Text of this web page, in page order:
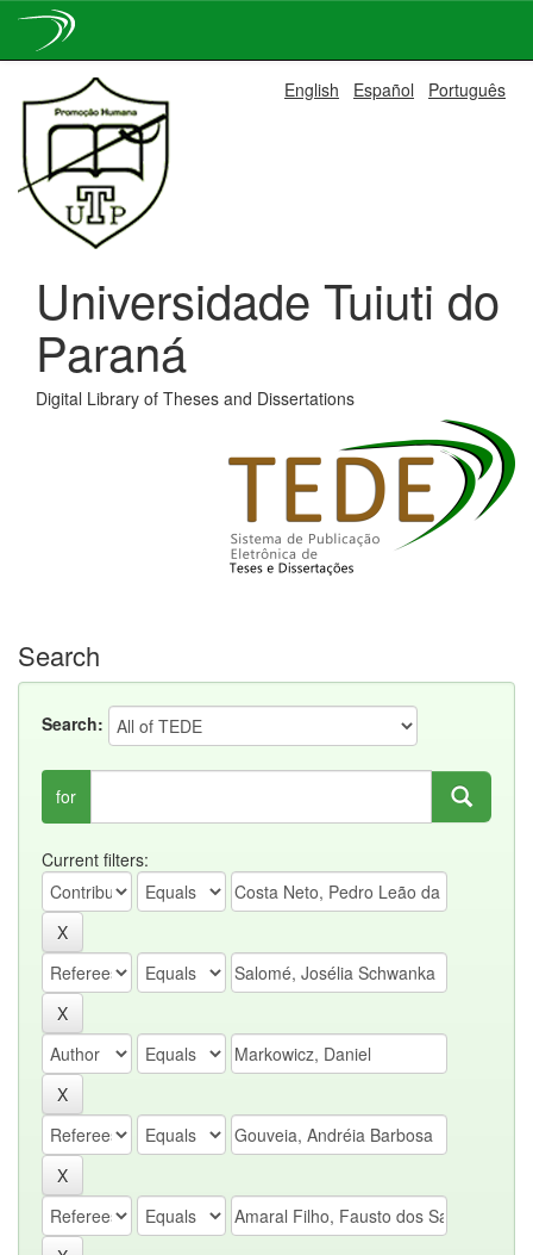
navigation
English Español Português
Universidade Tuiuti do
Paraná
Digital Library of Theses and Dissertations
Search
Search:
for
Current filters: